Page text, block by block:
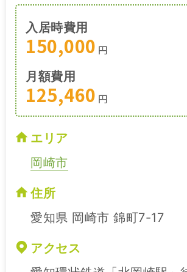
入居時費用
150,000 円
月額費用
125,460 円
エリア
岡崎市
住所
愛知県 岡崎市 錦町7-17
アクセス